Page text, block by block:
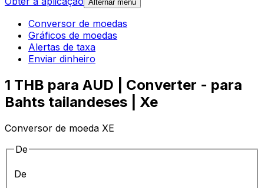
Alternar menu
Conversor de moedas
Gráficos de moedas
Alertas de taxa
Enviar dinheiro
1 THB para AUD | Converter - para
Bahts tailandeses | Xe
Conversor de moeda XE
De
De